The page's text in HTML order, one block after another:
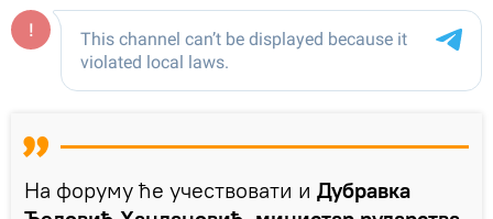
На форуму ће учествовати и Дубравка